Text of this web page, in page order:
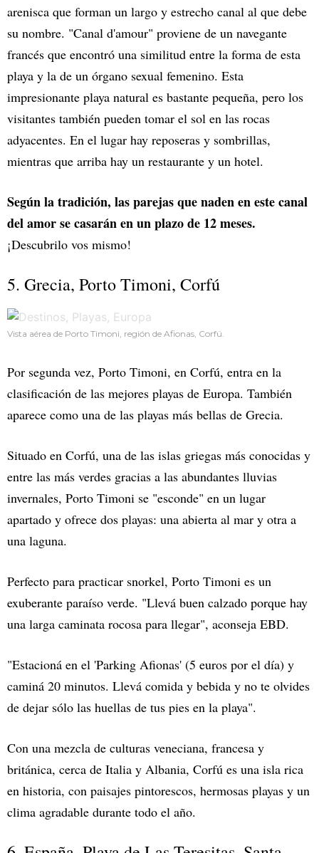
arenisca que forman un largo y estrecho canal al que debe
su nombre. "Canal d'amour" proviene de un navegante
francés que encontró una similitud entre la forma de esta
playa y la de un órgano sexual femenino. Esta
impresionante playa natural es bastante pequeña, pero los
visitantes también pueden tomar el sol en las rocas
adyacentes. En el lugar hay reposeras y sombrillas,
mientras que arriba hay un restaurante y un hotel.
Según la tradición, las parejas que naden en este canal
del amor se casarán en un plazo de 12 meses.
¡Descubrilo vos mismo!
5. Grecia, Porto Timoni, Corfú
Vista aérea de Porto Timoni, región de Afionas, Corfú.
Por segunda vez, Porto Timoni, en Corfú, entra en la
clasificación de las mejores playas de Europa. También
aparece como una de las playas más bellas de Grecia.
Situado en Corfú, una de las islas griegas más conocidas y
entre las más verdes gracias a las abundantes lluvias
invernales, Porto Timoni se "esconde" en un lugar
apartado y ofrece dos playas: una abierta al mar y otra a
una laguna.
Perfecto para practicar snorkel, Porto Timoni es un
exuberante paraíso verde. "Llevá buen calzado porque hay
una larga caminata rocosa para llegar", aconseja EBD.
"Estacioná en el 'Parking Afionas' (5 euros por el día) y
caminá 20 minutos. Llevá comida y bebida y no te olvides
de dejar sólo las huellas de tus pies en la playa".
Con una mezcla de culturas veneciana, francesa y
británica, cerca de Italia y Albania, Corfú es una isla rica
en historia, con paisajes pintorescos, hermosas playas y un
clima agradable durante todo el año.